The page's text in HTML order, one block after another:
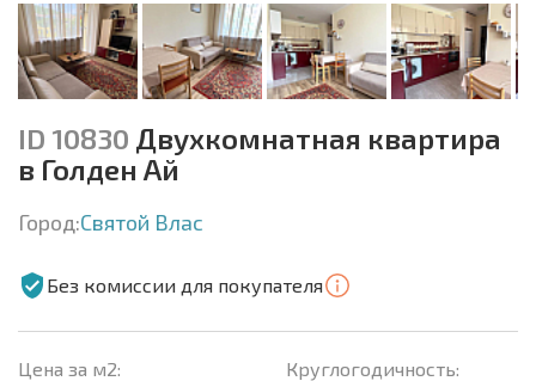
ID 10830 Двухкомнатная квартира
в Голден Ай
Город:Святой Влас
Без комиссии для покупателя
Цена за м2:
Круглогодичность: